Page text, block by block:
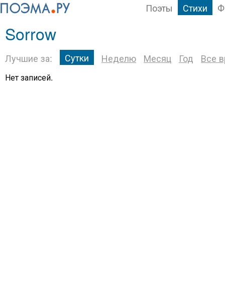
Поэты Стихи
Sorrow
Лучшие за: Сутки Неделю Месяц Год Все
Нет записей.